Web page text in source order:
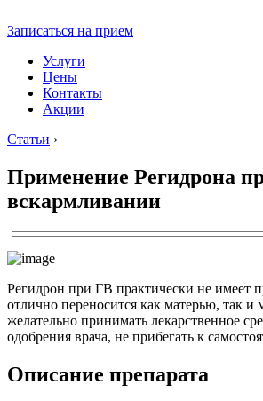
Записаться на прием
Услуги
Цены
Контакты
Акции
Статьи ›
Применение Регидрона
вскармливании
Регидрон при ГВ практически не имеет
отлично переносится как матерью, так
желательно принимать лекарственное
одобрения врача, не прибегать к
Описание препарата